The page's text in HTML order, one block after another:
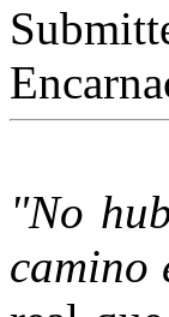
"No
camino